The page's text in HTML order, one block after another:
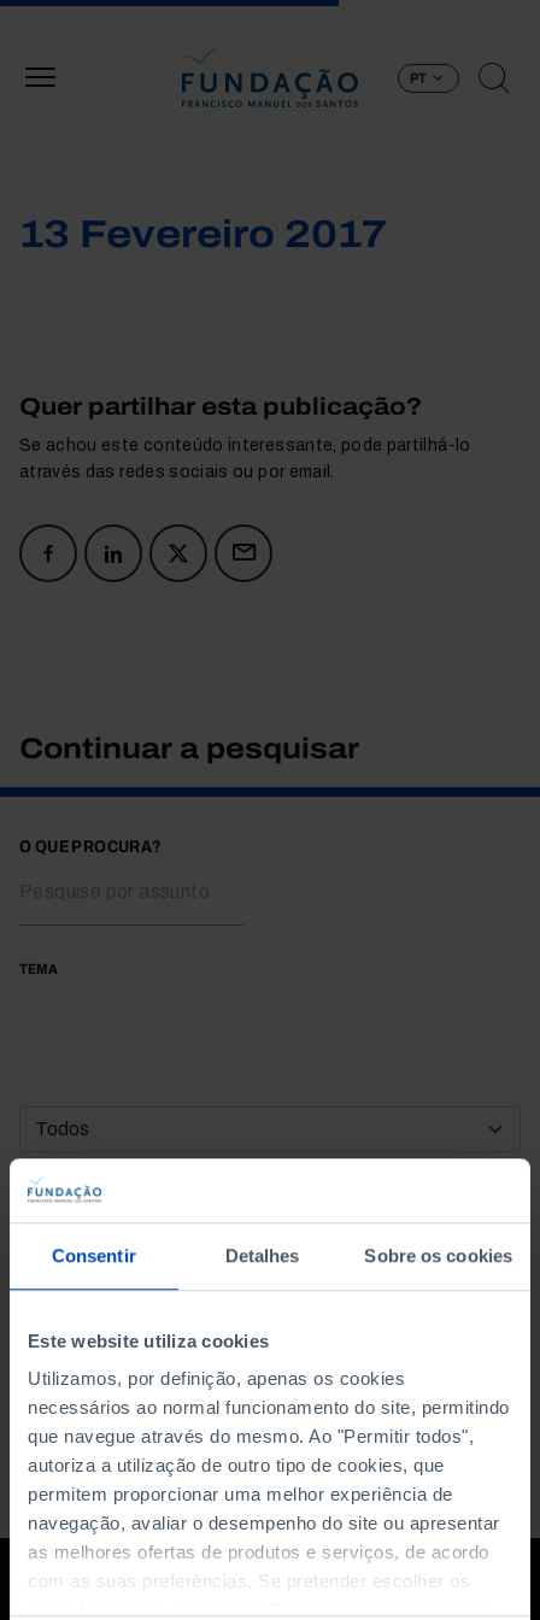
Consentir Detalhes Sobre os cookies
Este website utiliza cookies
Utilizamos, por definição, apenas os cookies
necessários ao normal funcionamento do site, permitindo
que navegue através do mesmo. Ao "Permitir todos",
autoriza a utilização de outro tipo de cookies, que
permitem proporcionar uma melhor experiência de
navegação, avaliar o desempenho do site ou apresentar
as melhores ofertas de produtos e serviços, de acordo
com as suas preferências. Se pretender escolher os
PT
13 Fevereiro 2017
Quer partilhar esta publicação?
Se achou este conteúdo interessante, pode partilhá-lo
através das redes sociais ou por email.
Continuar a pesquisar
O QUE PROCURA?
TEMA
DATA DE INÍCIO
DATA DE FIM